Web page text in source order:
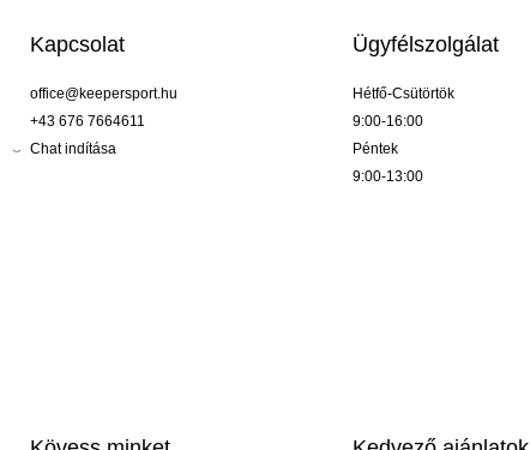
Kapcsolat
office@keepersport.hu
+43 676 7664611
Chat indítása
Ügyfélszolgálat
Hétfő-Csütörtök
9:00-16:00
Péntek
9:00-13:00